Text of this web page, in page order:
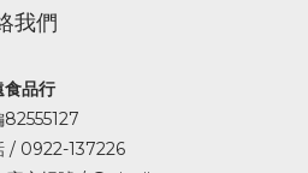
我們
食品行
82555127
/ 0922-137226